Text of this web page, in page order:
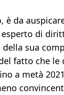
è da
di
sua
fatto che le
a metà